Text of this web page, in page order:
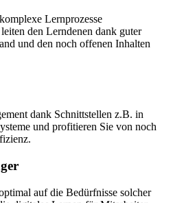
Lernprozesse
den Lerndenen dank guter
und den noch offenen Inhalten
dank Schnittstellen z.B. in
und profitieren Sie von noch
auf die Bedürfnisse solcher